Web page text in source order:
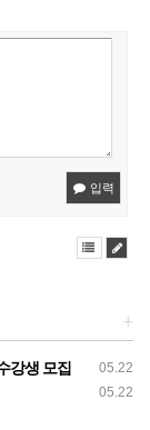
입력
+
05.22
강생 모집
05.22